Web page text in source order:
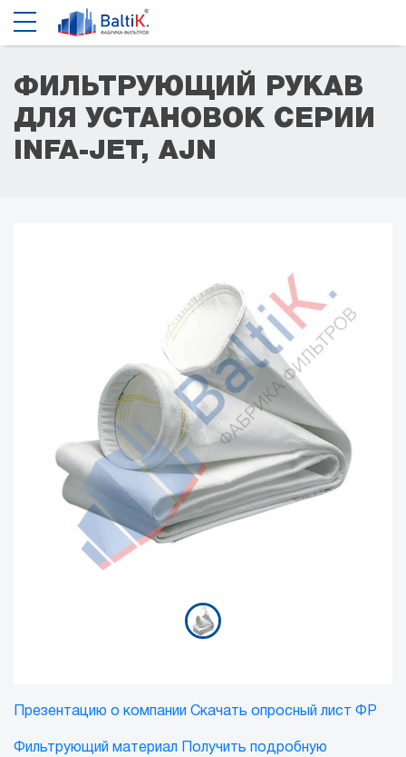
ФИЛЬТРУЮЩИЙ РУКАВ
ДЛЯ УСТАНОВОК СЕРИИ
INFA-JET, AJN
Презентацию о компании Скачать опросный лист ФР
Фильтрующий материал
Получить подробную